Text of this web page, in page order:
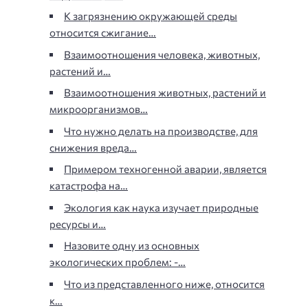
К загрязнению окружающей среды
относится сжигание…
Взаимоотношения человека, животных,
растений и…
Взаимоотношения животных, растений и
микроорганизмов…
Что нужно делать на производстве, для
снижения вреда…
Примером техногенной аварии, является
катастрофа на…
Экология как наука изучает природные
ресурсы и…
Назовите одну из основных
экологических проблем: -…
Что из представленного ниже, относится
к…